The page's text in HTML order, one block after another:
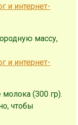
массу,
(300 гр).
чтобы